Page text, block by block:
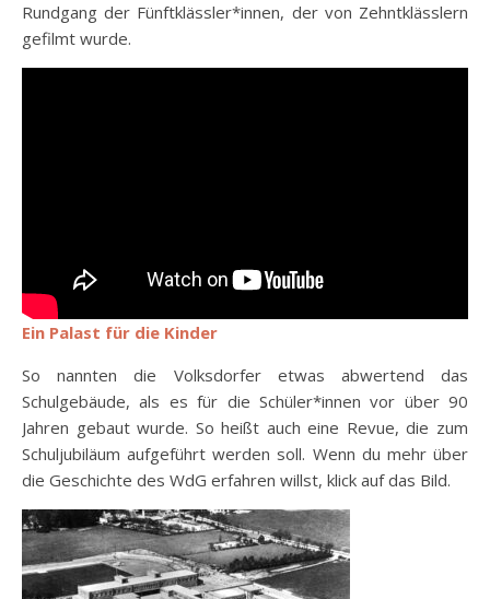
Rundgang der Fünftklässler*innen, der von Zehntklässlern
gefilmt wurde.
Ein Palast für die Kinder
So nannten die Volksdorfer etwas abwertend das
Schulgebäude, als es für die Schüler*innen vor über 90
Jahren gebaut wurde. So heißt auch eine Revue, die zum
Schuljubiläum aufgeführt werden soll. Wenn du mehr über
die Geschichte des WdG erfahren willst, klick auf das Bild.